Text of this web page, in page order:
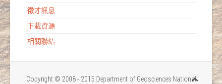
徵才訊息
下載資源
相關聯結
Copyright © 2008 - 2015 Department of Geosciences National